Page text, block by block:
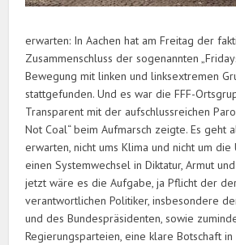
erwarten: In Aachen hat am Freitag der
Zusammenschluss der sogenannten
Bewegung mit linken und linksextremen
stattgefunden. Und es war die FFF-
Transparent mit der aufschlussreichen
Not Coal“ beim Aufmarsch zeigte. Es geht
erwarten, nicht ums Klima und nicht um
einen Systemwechsel in Diktatur, Armut
jetzt wäre es die Aufgabe, ja Pflicht der
verantwortlichen Politiker, insbesondere
und des Bundespräsidenten, sowie
Regierungsparteien, eine klare Botschaft in